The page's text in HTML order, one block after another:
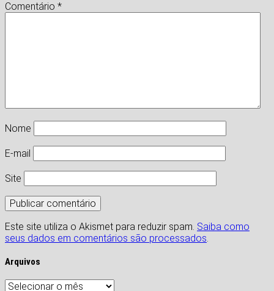
Comentário *
Nome
E-mail
Site
Este site utiliza o Akismet para reduzir spam. Saiba como
seus dados em comentários são processados.
Arquivos
Arquivos